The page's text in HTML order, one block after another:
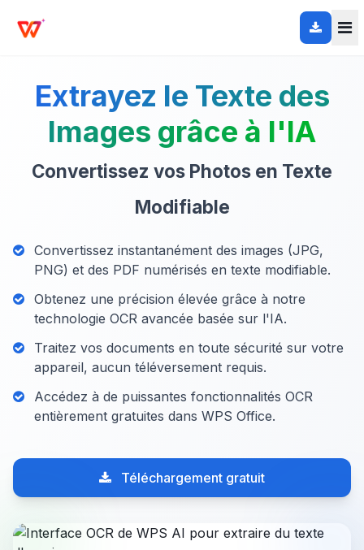
Extrayez le Texte des
Images grâce à l'IA
Convertissez vos Photos en Texte
Modifiable
Convertissez instantanément des images (JPG,
PNG) et des PDF numérisés en texte modifiable.
Obtenez une précision élevée grâce à notre
technologie OCR avancée basée sur l'IA.
Traitez vos documents en toute sécurité sur votre
appareil, aucun téléversement requis.
Accédez à de puissantes fonctionnalités OCR
entièrement gratuites dans WPS Office.
Téléchargement gratuit